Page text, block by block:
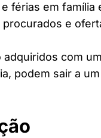
férias em família
procurados e
adquiridos com
podem sair a